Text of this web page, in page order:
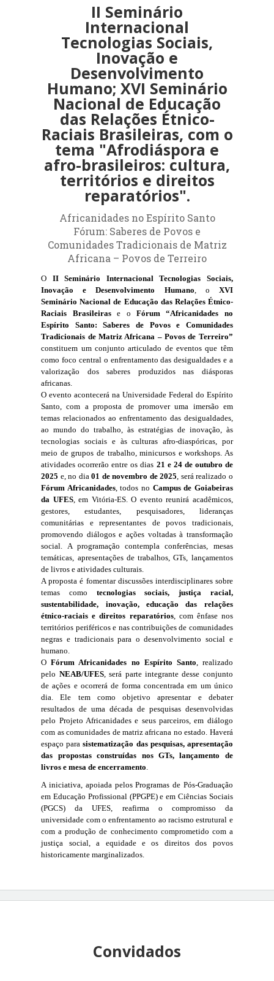
II Seminário
Internacional
Tecnologias Sociais,
Inovação e
Desenvolvimento
Humano; XVI Seminário
Nacional de Educação
das Relações Étnico-
Raciais Brasileiras, com o
tema "Afrodiáspora e
afro-brasileiros: cultura,
territórios e direitos
reparatórios".
Africanidades no Espírito Santo
Fórum: Saberes de Povos e
Comunidades Tradicionais de Matriz
Africana – Povos de Terreiro
O II Seminário Internacional Tecnologias Sociais,
Inovação e Desenvolvimento Humano , o XVI
Seminário Nacional de Educação das Relações Étnico-
Raciais Brasileiras e o Fórum “Africanidades no
Espírito Santo: Saberes de Povos e Comunidades
Tradicionais de Matriz Africana – Povos de Terreiro”
constituem um conjunto articulado de eventos que têm
como foco central o enfrentamento das desigualdades e a
valorização dos saberes produzidos nas diásporas
africanas.
O evento acontecerá na Universidade Federal do Espírito
Santo, com a proposta de promover uma imersão em
temas relacionados ao enfrentamento das desigualdades,
ao mundo do trabalho, às estratégias de inovação, às
tecnologias sociais e às culturas afro-diaspóricas, por
meio de grupos de trabalho, minicursos e workshops. As
atividades ocorrerão entre os dias 21 e 24 de outubro de
2025 e, no dia 01 de novembro de 2025
Fórum Africanidades, todos no Campus de Goiabeiras
da UFES, em Vitória-ES. O evento reunirá acadêmicos,
gestores, estudantes, pesquisadores, lideranças
comunitárias e representantes de povos tradicionais,
promovendo diálogos e ações voltadas à transformação
social. A programação contempla conferências, mesas
temáticas, apresentações de trabalhos, GTs, lançamentos
de livros e atividades culturais.
A proposta é fomentar discussões interdisciplinares sobre
temas como tecnologias sociais, justiça racial,
sustentabilidade, inovação, educação das relações
étnico-raciais e direitos reparatórios, com ênfase nos
territórios periféricos e nas contribuições de comunidades
negras e tradicionais para o desenvolvimento social e
humano.
O Fórum Africanidades no Espírito Santo , realizado
pelo NEAB/UFES, será parte integrante desse conjunto
de ações e ocorrerá de forma concentrada em um único
dia. Ele tem como objetivo apresentar e debater
resultados de uma década de pesquisas desenvolvidas
pelo Projeto Africanidades e seus parceiros, em diálogo
com as comunidades de matriz africana no estado. Haverá
espaço para sistematização das pesquisas, apresentação
das propostas construídas nos GTs, lançamento de
livros e mesa de encerramento
A iniciativa, apoiada pelos Programas de Pós-Graduação
em Educação Profissional (PPGPE) e em Ciências Sociais
(PGCS) da UFES, reafirma o compromisso da
universidade com o enfrentamento ao racismo estrutural e
com a produção de conhecimento comprometido com a
justiça social, a equidade e os direitos dos povos
historicamente marginalizados.
Convidados